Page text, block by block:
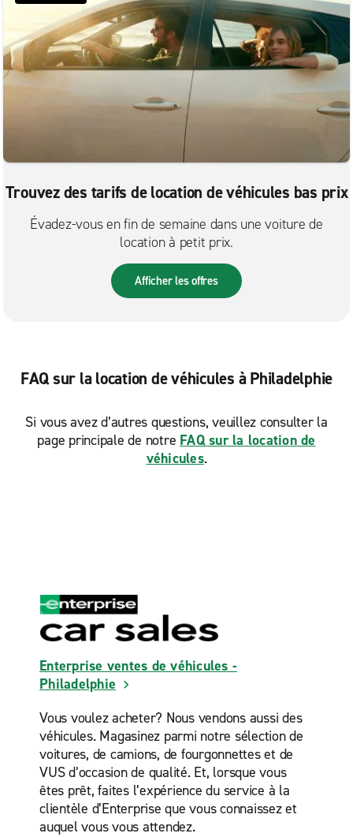
Prospect Park
Somerdale
Springfield
Springfield Van Rental
Woodbury
Trouvez des tarifs de location de véhicules bas prix
Évadez-vous en fin de semaine dans une voiture de
location à petit prix.
Afficher les offres
FAQ sur la location de véhicules à Philadelphie
Si vous avez d’autres questions, veuillez consulter la
page principale de notre FAQ sur la location de
véhicules.
Enterprise ventes de véhicules -
Philadelphie
Vous voulez acheter? Nous vendons aussi des
véhicules. Magasinez parmi notre sélection de
voitures, de camions, de fourgonnettes et de
VUS d’occasion de qualité. Et, lorsque vous
êtes prêt, faites l’expérience du service à la
clientèle d’Enterprise que vous connaissez et
auquel vous vous attendez.